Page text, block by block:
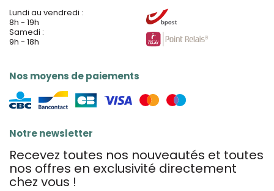
Lundi au vendredi :
8h - 19h
Samedi :
9h - 18h
Nos moyens de paiements
Notre newsletter
Recevez toutes nos nouveautés et toutes
nos offres en exclusivité directement
chez vous !